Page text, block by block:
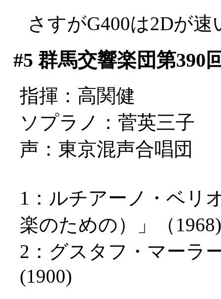
さすがG400は2Dが速
#5 群馬交響楽団第390
指揮：高関健
ソプラノ：菅英三子
声：東京混声合唱団
1：ルチアーノ・ベリ
楽のための）」（1968)
2：グスタフ・マーラ
(1900)